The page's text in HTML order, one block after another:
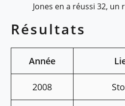
Jones en a réussi 32, un
Résultats
Année
2008